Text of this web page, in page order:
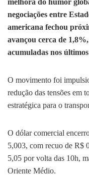
melhora do humor
negociações entre
americana fechou
avançou cerca de
acumuladas nos
O movimento foi
redução das tensões em
estratégica para o
O dólar comercial
5,003, com recuo de R$
5,05 por volta das 10h,
Oriente Médio.